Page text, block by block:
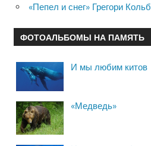
«Пепел и снег» Грегори
ФОТОАЛЬБОМЫ НА ПАМЯТЬ
И мы любим китов
«Медведь»